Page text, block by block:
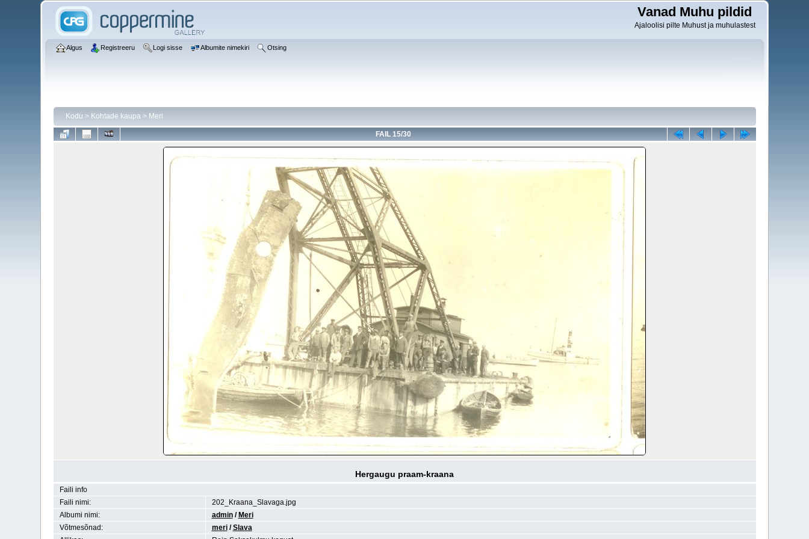
Vanad Muhu pildid
Ajaloolisi pilte Muhust ja muhulastest
Algus Registreeru Logi sisse Albumite nimekiri Otsing
Kodu > Kohtade kaupa> Meri
FAIL 15/30
Hergaugu praam-kraana
Faili info
Faili nimi:
202_Kraana_Slavaga.jpg
Albumi nimi:
admin/ Meri
Võtmesõnad:
meri/Slava